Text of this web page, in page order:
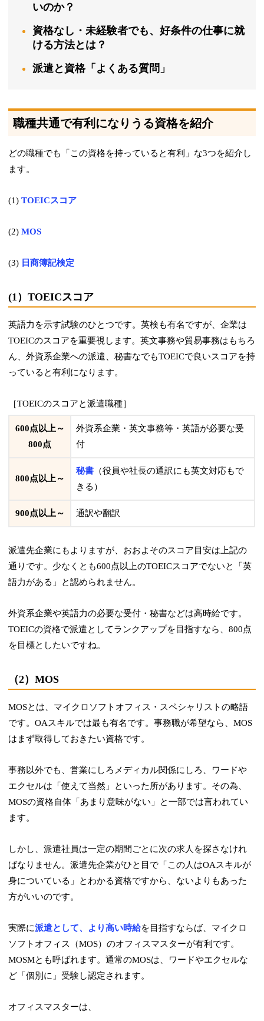
いのか？
資格なし・未経験者でも、好条件の仕事に就
ける方法とは？
派遣と資格「よくある質問」
職種共通で有利になりうる資格を紹介
どの職種でも「この資格を持っていると有利」な3つを紹介し
ます。
(1)TOEICスコア
(2)MOS
(3) 日商簿記検定
(1）TOEICスコア
英語力を示す試験のひとつです。英検も有名ですが、企業は
TOEICのスコアを重要視します。英文事務や貿易事務はもちろ
ん、外資系企業への派遣、秘書なでもTOEICで良いスコアを持
っていると有利になります。
［TOEICのスコアと派遣職種］
600点以上～
800点
外資系企業・英文事務等・英語が必要な受
付
800点以上～
秘書 （役員や社長の通訳にも英文対応もで
きる）
900点以上～ 通訳や翻訳
派遣先企業にもよりますが、おおよそのスコア目安は上記の
通りです。 少なくとも600点以上のTOEICスコアでないと「英
語力がある」と認められません。
外資系企業や英語力の必要な受付・秘書などは高時給です。
TOEICの資格で派遣としてランクアップを目指すなら、800点
を目標としたいですね。
（2）MOS
MOSとは、マイクロソフトオフィス・スペシャリストの略語
です。OAスキルでは最も有名です。事務職が希望なら、MOS
はまず取得しておきたい資格です。
事務以外でも、営業にしろメディカル関係にしろ、ワードや
エクセルは「使えて当然」といった所があります。その為、
MOSの資格自体「あまり意味がない」と一部では言われてい
ます。
しかし、派遣社員は一定の期間ごとに次の求人を探さなけれ
ばなりません。派遣先企業がひと目で「この人はOAスキルが
身についている」とわかる資格ですから、ないよりもあった
方がいいのです。
実際に派遣として、 より高い時給を目指すならば、マイクロ
ソフトオフィス（MOS）のオフィスマスターが有利 です。
MOSMとも呼ばれます。通常のMOSは、ワードやエクセルな
ど「個別に」受験し認定されます。
オフィスマスターは、